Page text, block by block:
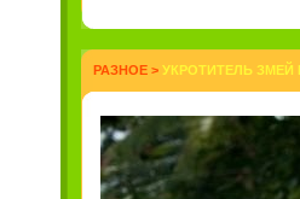
РАЗНОЕ > УКРОТИТЕЛЬ ЗМЕЙ